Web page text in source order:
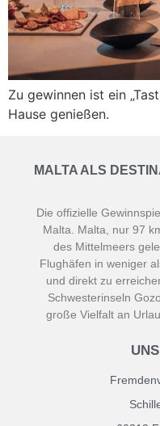
Zu gewinnen ist ein
Hause genießen.
MALTA ALS
Die offizielle
Malta. Malta, nur 97
des Mittelmeers
Flughäfen in weniger
und direkt zu
Schwesterinseln
große Vielfalt an